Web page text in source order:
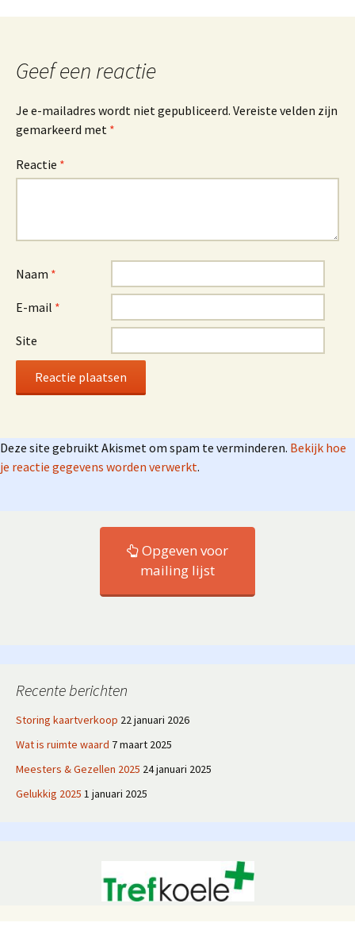
Geef een reactie
Je e-mailadres wordt niet gepubliceerd. Vereiste velden zijn
gemarkeerd met *
Reactie *
Naam *
E-mail *
Site
Deze site gebruikt Akismet om spam te verminderen. Bekijk hoe
je reactie gegevens worden verwerkt.
Opgeven voor
mailing lijst
Recente berichten
Storing kaartverkoop 22 januari 2026
Wat is ruimte waard 7 maart 2025
Meesters & Gezellen 2025 24 januari 2025
Gelukkig 2025 1 januari 2025